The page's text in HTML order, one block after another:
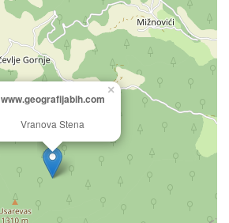
www.geografijabih.com
Vranova Stena
×